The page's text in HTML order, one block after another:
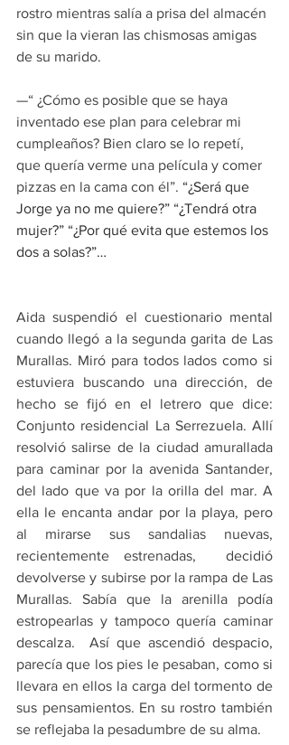
rostro mientras salía a prisa del almacén
sin que la vieran las chismosas amigas
de su marido.
—“ ¿Cómo es posible que se haya
inventado ese plan para celebrar mi
cumpleaños? Bien claro se lo repetí,
que quería verme una película y comer
pizzas en la cama con él”. “¿Será que
Jorge ya no me quiere?” “¿Tendrá otra
mujer?” “¿Por qué evita que estemos los
dos a solas?”…
Aida suspendió el cuestionario mental
cuando llegó a la segunda garita de Las
Murallas. Miró para todos lados como si
estuviera buscando una dirección, de
hecho se fijó en el letrero que dice:
Conjunto residencial La Serrezuela. Allí
resolvió salirse de la ciudad amurallada
para caminar por la avenida Santander,
del lado que va por la orilla del mar. A
ella le encanta andar por la playa, pero
al mirarse sus sandalias nuevas,
recientemente estrenadas,  decidió
devolverse y subirse por la rampa de Las
Murallas. Sabía que la arenilla podía
estropearlas y tampoco quería caminar
descalza.  Así que ascendió despacio,
parecía que los pies le pesaban, como si
llevara en ellos la carga del tormento de
sus pensamientos. En su rostro también
se reflejaba la pesadumbre de su alma.